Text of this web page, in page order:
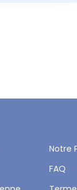
Notre
FAQ